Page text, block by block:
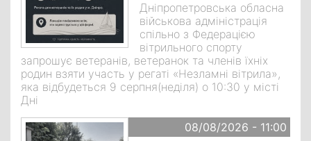
Дніпропетровська обласна
військова адміністрація
спільно з Федерацією
вітрильного спорту
запрошує ветеранів, ветеранок та членів їхніх
родин взяти участь у регаті «Незламні вітрила»,
яка відбудеться 9 серпня(неділя) о 10:30 у місті
Дні
08/08/2026 - 11:00